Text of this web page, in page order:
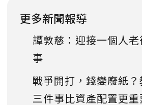
更多新聞報導
譚敦慈：迎接一個人
事
戰爭開打，錢變廢紙
三件事比資產配置更重